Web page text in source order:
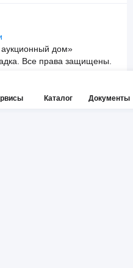
Каталог Документы
дом»
Все права защищены.